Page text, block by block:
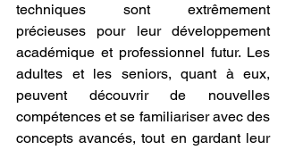
techniques sont extrêmement
précieuses pour leur développement
académique et professionnel futur. Les
adultes et les seniors, quant à eux,
peuvent découvrir de nouvelles
compétences et se familiariser avec des
concepts avancés, tout en gardant leur